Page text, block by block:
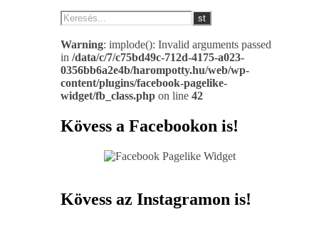
Warning: implode(): Invalid arguments passed
in /data/c/7/c75bd49c-712d-4175-a023-
0356bb6a2e4b/harompotty.hu/web/wp-
content/plugins/facebook-pagelike-
widget/fb_class.php on line 42
Kövess a Facebookon is!
Kövess az Instagramon is!